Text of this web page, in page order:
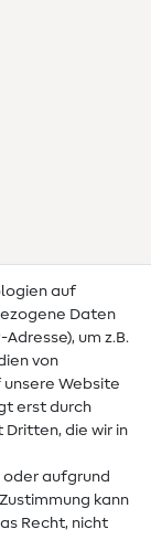
auf
Daten
um z.B.
von
Website
erst durch
die wir in
oder aufgrund
kann
Recht, nicht